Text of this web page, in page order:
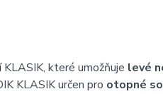
které umožňuje levé
KLASIK určen pro otopné